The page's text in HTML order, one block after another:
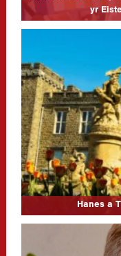
yr
Hanes a
Digwyddiad Lleoliad:
Merthyr Tudful,
9.30yb-6yp
rhaglen y
Chris